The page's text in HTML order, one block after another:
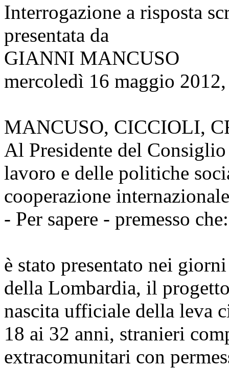
Interrogazione a risposta
presentata da
GIANNI MANCUSO
mercoledì 16 maggio
MANCUSO, CICCIOLI,
Al Presidente del
lavoro e delle politiche
cooperazione
- Per sapere - premesso che:
è stato presentato nei
della Lombardia, il
nascita ufficiale della leva
18 ai 32 anni, stranieri
extracomunitari con